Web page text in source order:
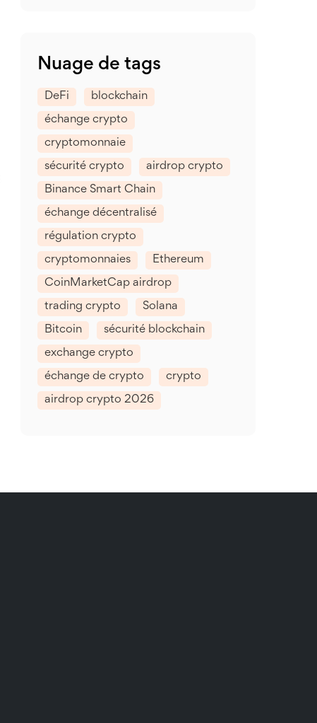
Nuage de tags
DeFi blockchain
échange crypto
cryptomonnaie
sécurité crypto airdrop crypto
Binance Smart Chain
échange décentralisé
régulation crypto
cryptomonnaies Ethereum
CoinMarketCap airdrop
trading crypto Solana
Bitcoin sécurité blockchain
exchange crypto
échange de crypto crypto
airdrop crypto 2026